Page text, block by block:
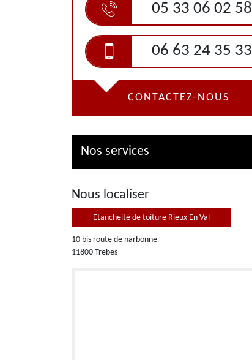
05 33 06 02 58
06 63 24 35 33
CONTACTEZ-NOUS
Nos services
Nous localiser
Etancheité de toiture Rieux En Val
10 bis route de narbonne
11800 Trebes